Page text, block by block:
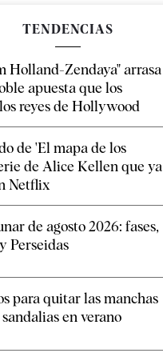
TENDENCIAS
Holland-Zendaya" arrasa
apuesta que los
reyes de Hollywood
de 'El mapa de los
de Alice Kellen que ya
Netflix
de agosto 2026: fases,
Perseidas
para quitar las manchas
en verano